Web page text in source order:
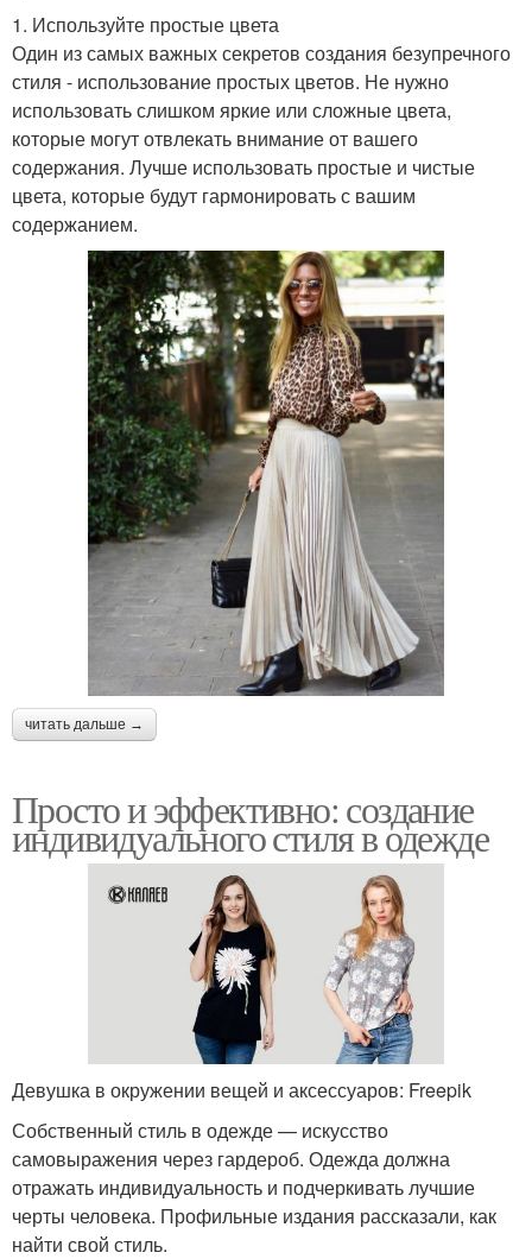
1. Используйте простые цвета
Один из самых важных секретов создания безупречного
стиля - использование простых цветов. Не нужно
использовать слишком яркие или сложные цвета,
которые могут отвлекать внимание от вашего
содержания. Лучше использовать простые и чистые
цвета, которые будут гармонировать с вашим
содержанием.
читать дальше →
Просто и эффективно: создание
индивидуального стиля в одежде
Девушка в окружении вещей и аксессуаров: Freepik
Собственный стиль в одежде — искусство
самовыражения через гардероб. Одежда должна
отражать индивидуальность и подчеркивать лучшие
черты человека. Профильные издания рассказали, как
найти свой стиль.